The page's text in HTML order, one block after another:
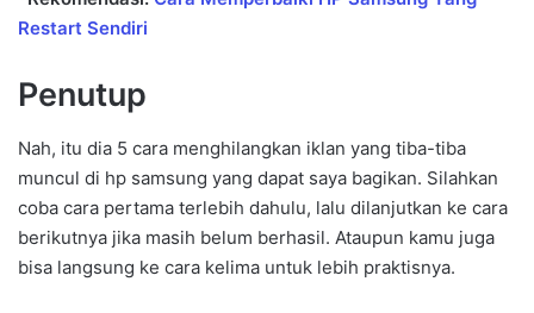
Restart Sendiri
Penutup
Nah, itu dia 5 cara menghilangkan iklan yang tiba-tiba
muncul di hp samsung yang dapat saya bagikan. Silahkan
coba cara pertama terlebih dahulu, lalu dilanjutkan ke cara
berikutnya jika masih belum berhasil. Ataupun kamu juga
bisa langsung ke cara kelima untuk lebih praktisnya.